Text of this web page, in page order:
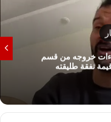
خروجه من قسم
نفقة طليقته